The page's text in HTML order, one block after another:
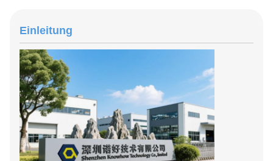
Einleitung